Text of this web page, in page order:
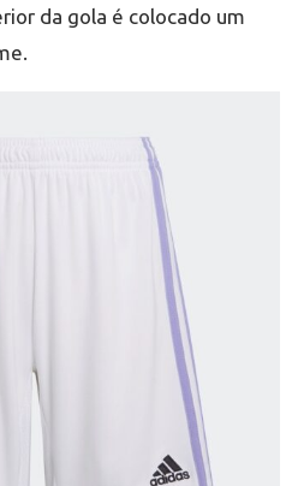
da gola é colocado um